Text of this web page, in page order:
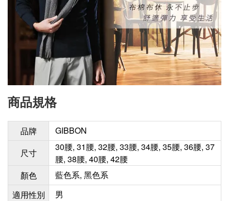
商品規格
品牌
GIBBON
尺寸
30腰, 31腰, 32腰, 33腰, 34腰, 35腰, 36腰, 37
腰, 38腰, 40腰, 42腰
顏色
藍色系, 黑色系
適用性別
男